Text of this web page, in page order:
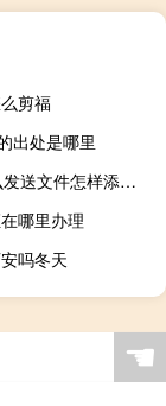
剪福
出处是哪里
qq邮箱怎么发送文件怎样添加附件（qq邮箱怎么发送文件夹）
哪里办理
吗冬天
☚